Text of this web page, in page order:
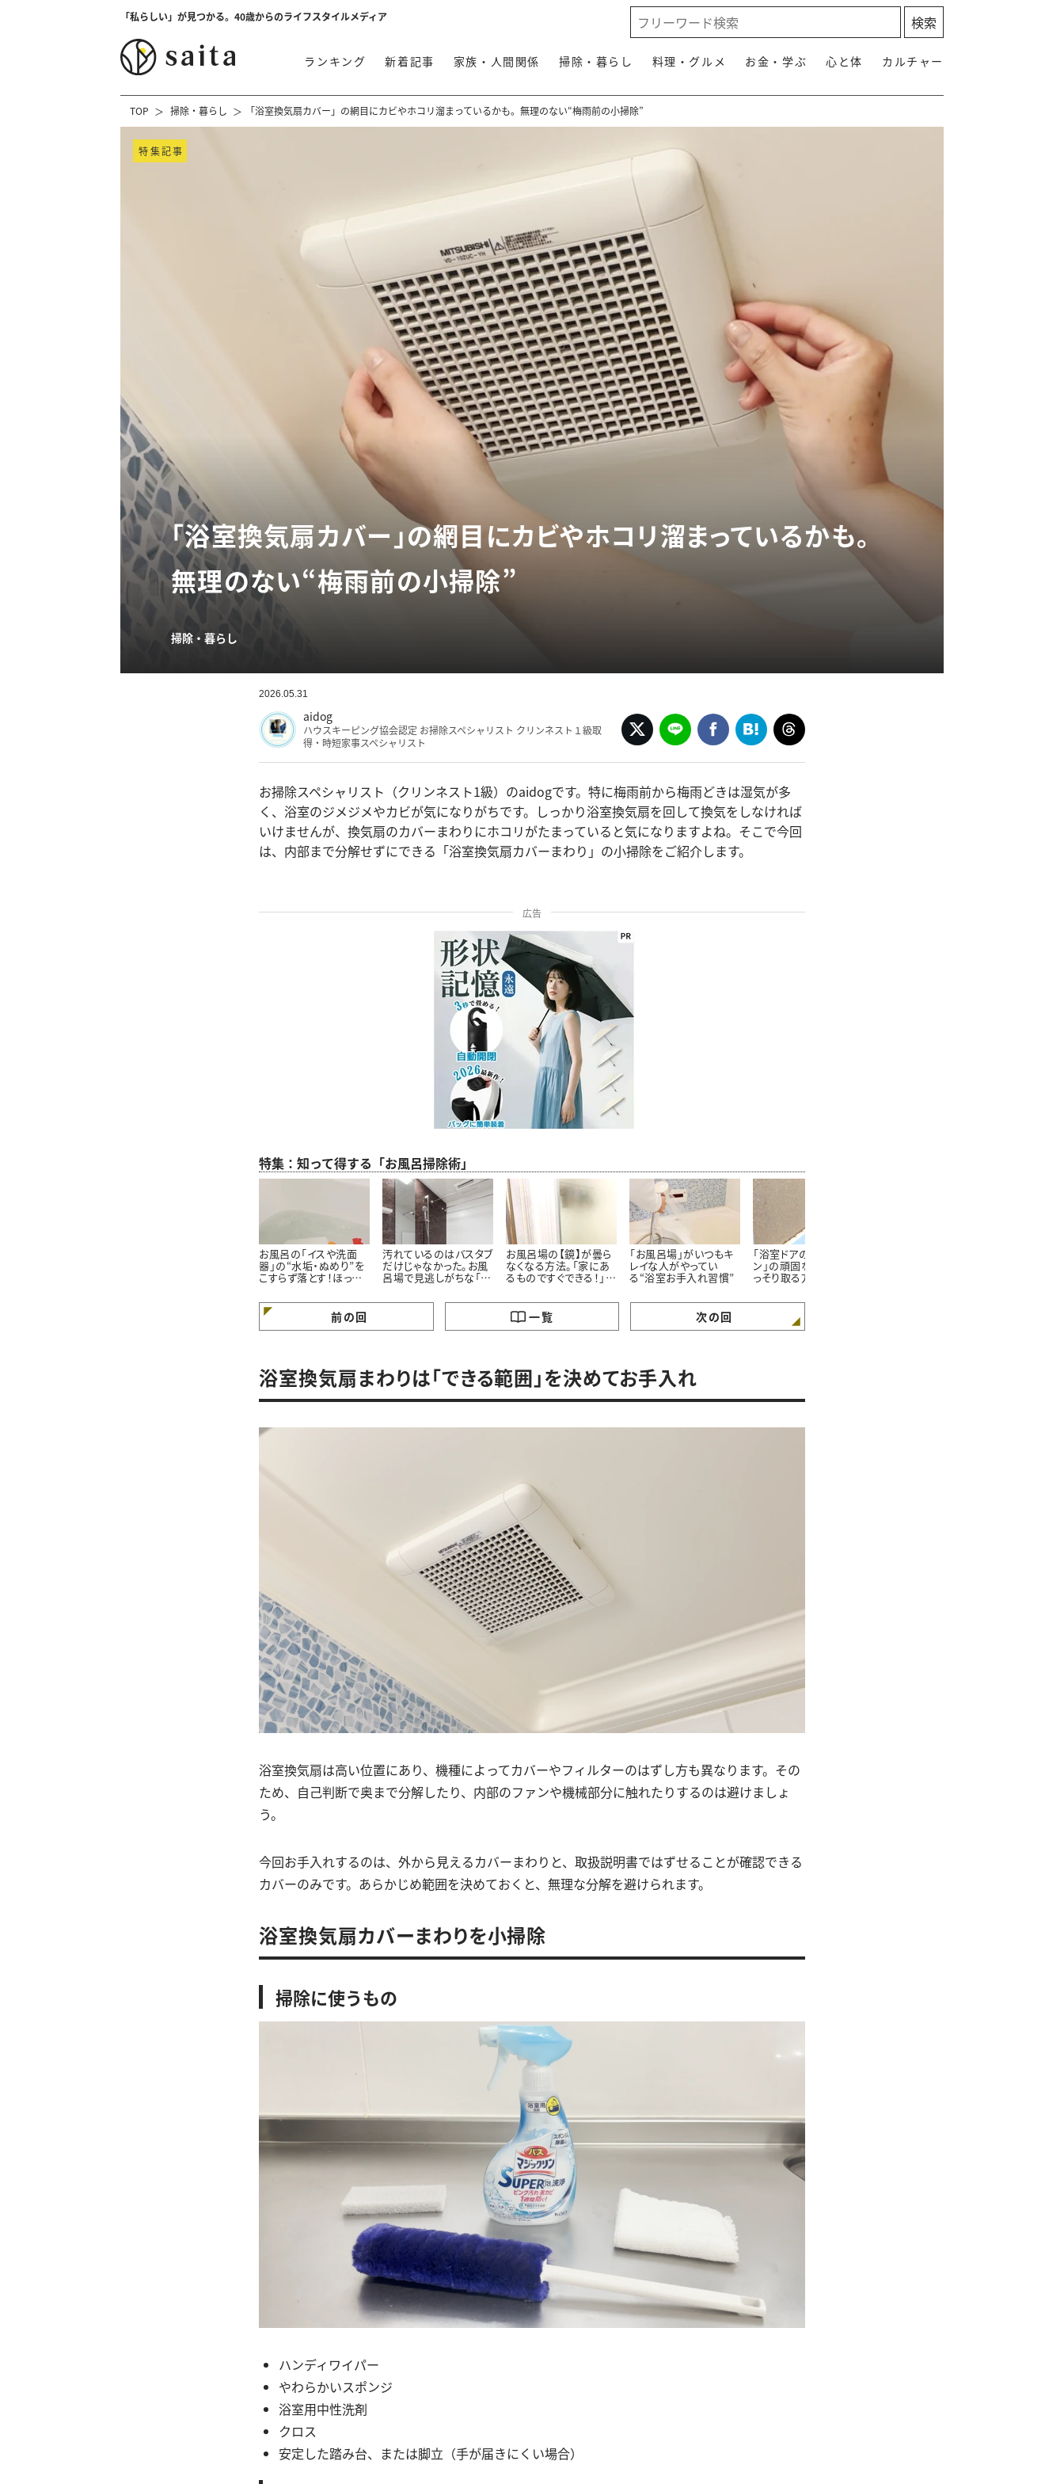
「私らしい」が見つかる。40歳からのライフスタイルメディア
ランキング 新着記事 家族・人間関係 掃除・暮らし 料理・グルメ お金・学ぶ 心と体 カルチャー
TOP 掃除・暮らし 「浴室換気扇カバー」の網目にカビやホコリ溜まっているかも。無理のない“梅雨前の小掃除”
特集記事
「浴室換気扇カバー」の網目にカビやホコリ溜まっているかも。
無理のない“梅雨前の小掃除”
掃除・暮らし
2026.05.31
aidog
ハウスキーピング協会認定 お掃除スペシャリスト クリンネスト１級取
得・時短家事スペシャリスト
お掃除スペシャリスト（クリンネスト1級）のaidogです。特に梅雨前から梅雨どきは湿気が多
く、浴室のジメジメやカビが気になりがちです。しっかり浴室換気扇を回して換気をしなければ
いけませんが、換気扇のカバーまわりにホコリがたまっていると気になりますよね。そこで今回
は、内部まで分解せずにできる「浴室換気扇カバーまわり」の小掃除をご紹介します。
広告
特集：知って得する「お風呂掃除術」
お風呂の「イスや洗面
器」の“水垢・ぬめり”を
こすらず落とす！ほった
汚れているのはバスタブ
だけじゃなかった。お風
呂場で見逃しがちな「意
所」とは
お風呂場の【鏡】が曇ら
なくなる方法。「家にあ
るものですぐできる！」
いんだ…」
「お風呂場」がいつもキ
レイな人がやってい
る“浴室お手入れ習慣”
「浴室ドアのゴムパッキ
ン」の頑固な黒カビをご
っそり取る方法【知って
前の回 一覧 次の回
浴室換気扇まわりは「できる範囲」を決めてお手入れ
浴室換気扇は高い位置にあり、機種によってカバーやフィルターのはずし方も異なります。その
ため、自己判断で奥まで分解したり、内部のファンや機械部分に触れたりするのは避けましょ
う。
今回お手入れするのは、外から見えるカバーまわりと、取扱説明書ではずせることが確認できる
カバーのみです。あらかじめ範囲を決めておくと、無理な分解を避けられます。
浴室換気扇カバーまわりを小掃除
掃除に使うもの
ハンディワイパー
やわらかいスポンジ
浴室用中性洗剤
クロス
安定した踏み台、または脚立（手が届きにくい場合）